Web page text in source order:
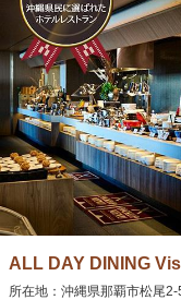
ALL DAY DINING
所在地：沖縄県那覇市松尾2-